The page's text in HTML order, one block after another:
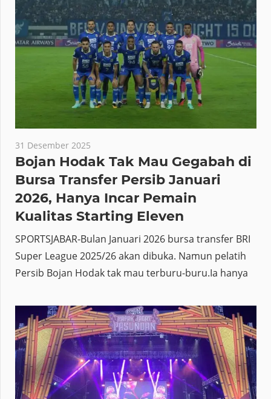
31 Desember 2025
Bojan Hodak Tak Mau Gegabah di
Bursa Transfer Persib Januari
2026, Hanya Incar Pemain
Kualitas Starting Eleven
SPORTSJABAR-Bulan Januari 2026 bursa transfer BRI
Super League 2025/26 akan dibuka. Namun pelatih
Persib Bojan Hodak tak mau terburu-buru.Ia hanya